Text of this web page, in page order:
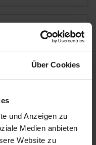
Über Cookies
und Anzeigen zu
Medien anbieten
Website zu